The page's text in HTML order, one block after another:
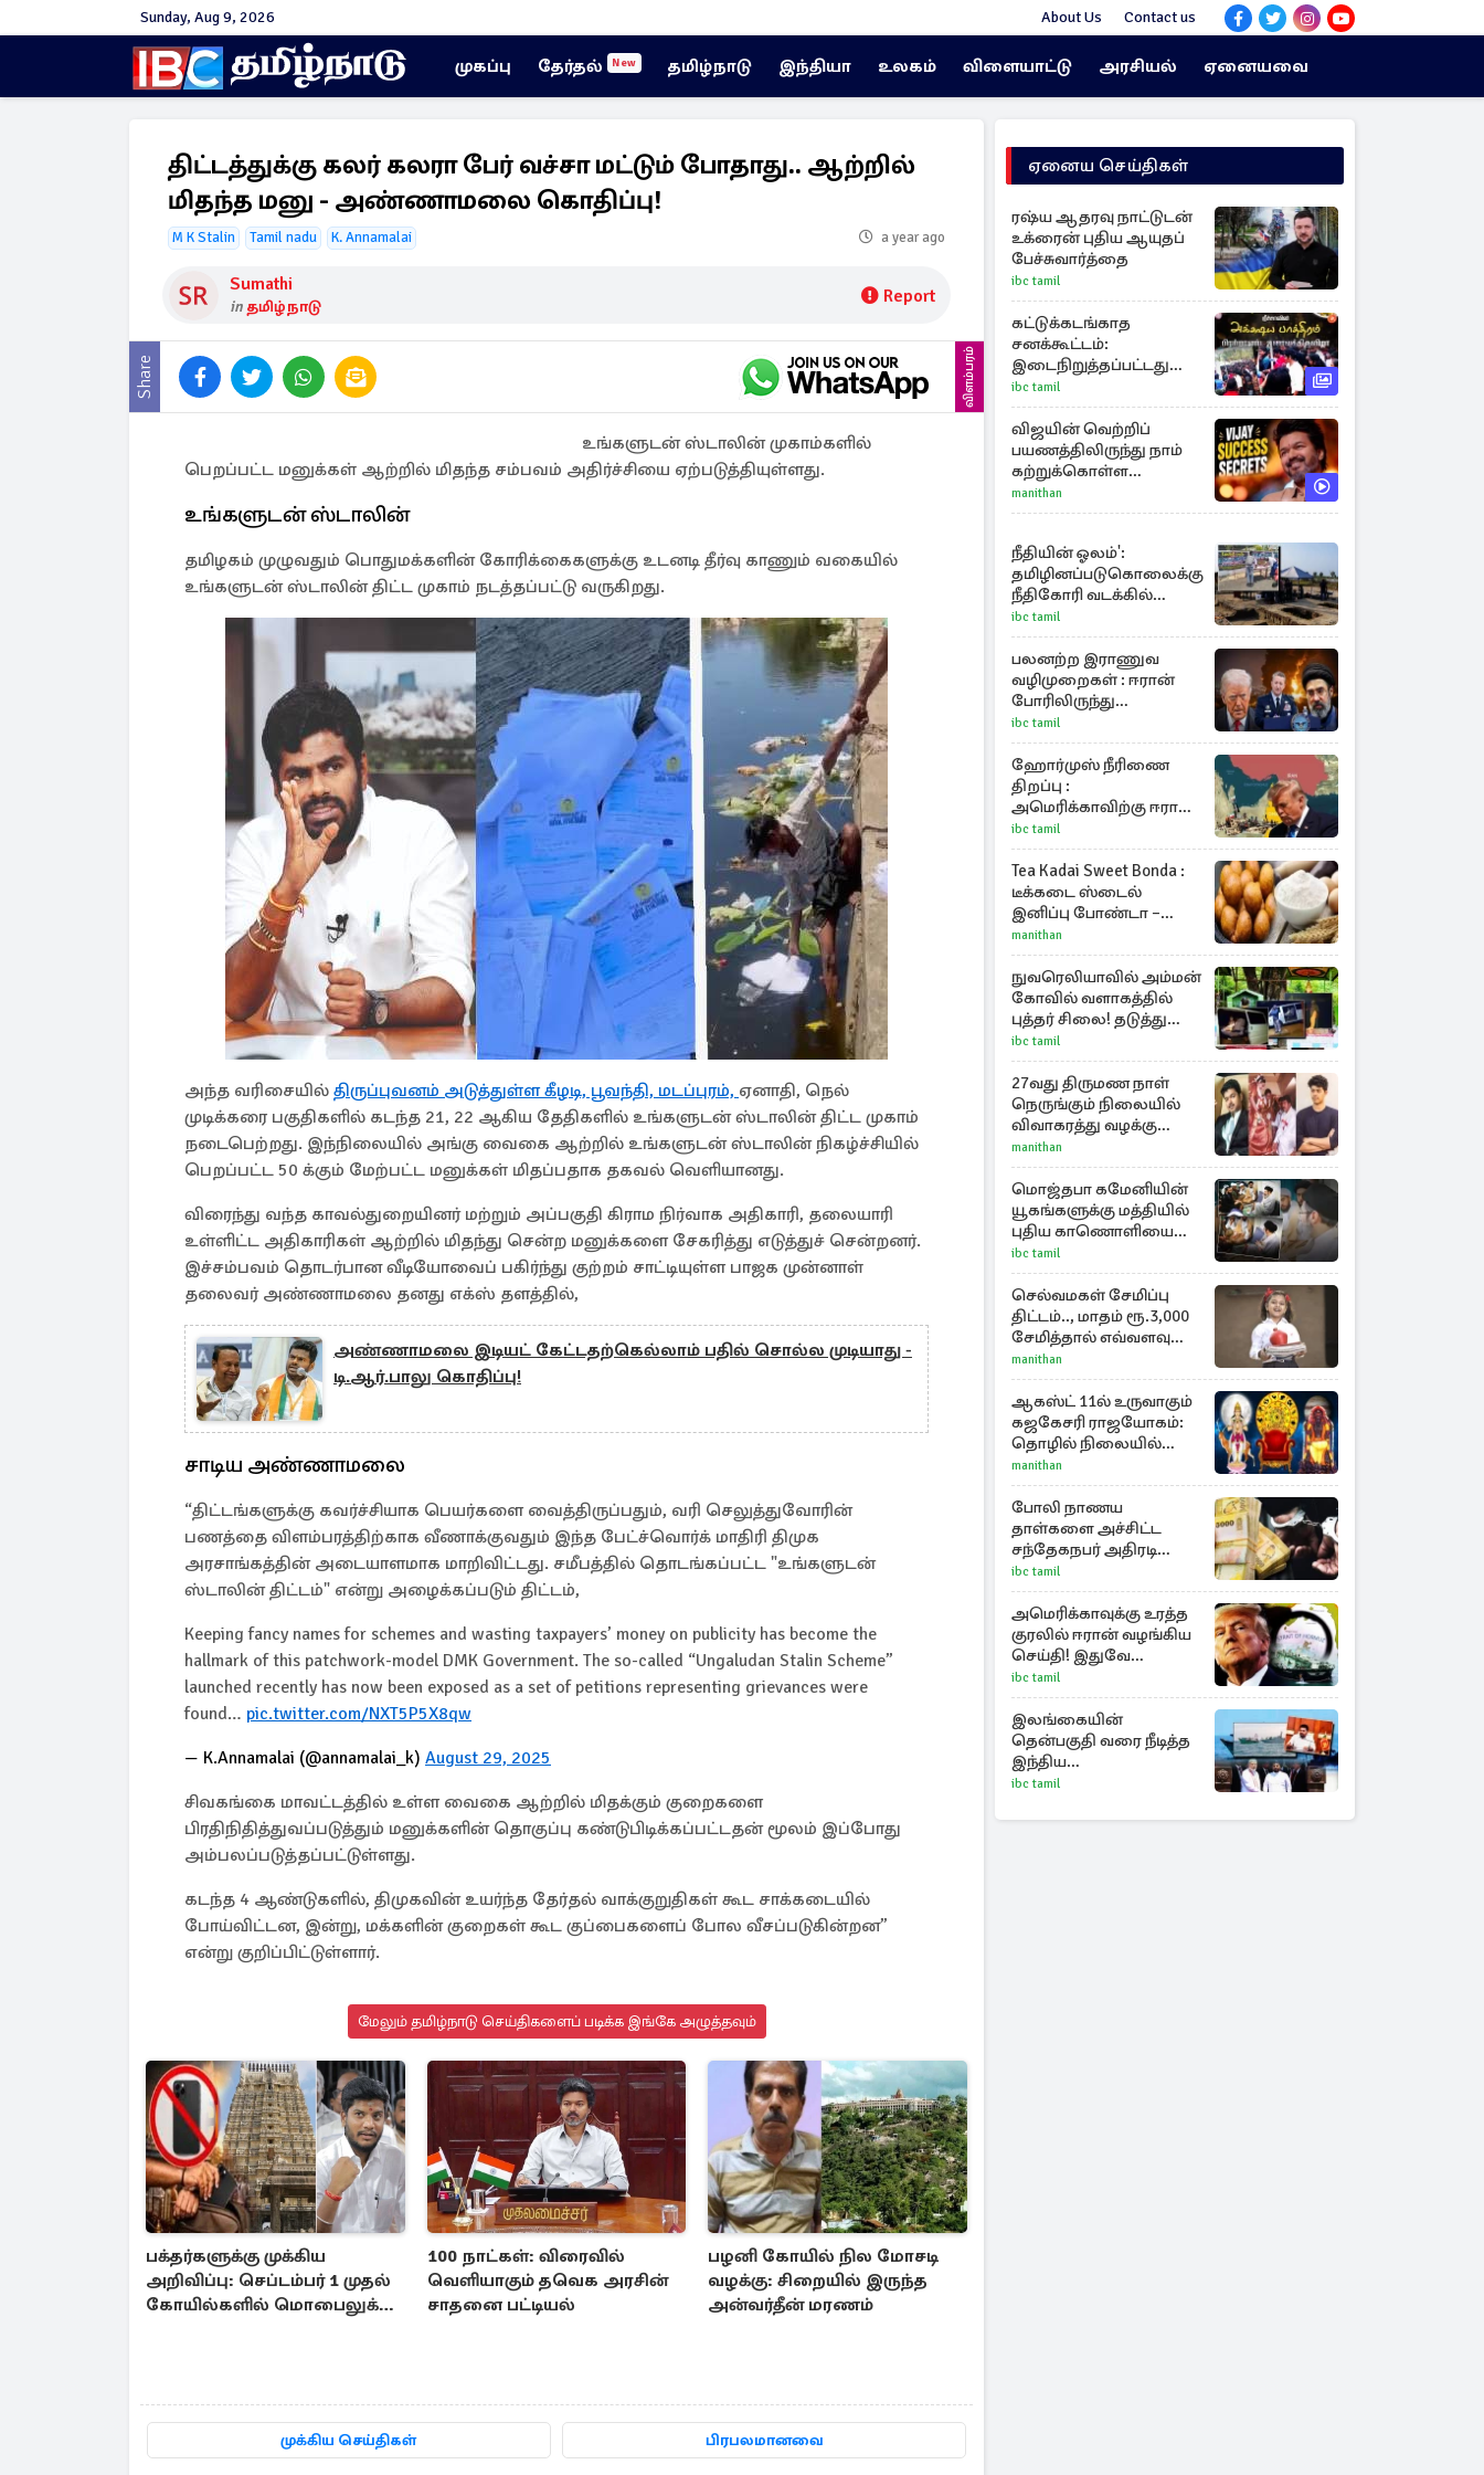
Sunday, Aug 9, 2026 About Us Contact us
முகப்பு தேர்தல் New தமிழ்நாடு இந்தியா உலகம் விளையாட்டு அரசியல் ஏனையவை
திட்டத்துக்கு கலர் கலரா பேர் வச்சா மட்டும் போதாது.. ஆற்றில்
மிதந்த மனு - அண்ணாமலை கொதிப்பு!
M K Stalin Tamil nadu K. Annamalai a year ago
Sumathi
in தமிழ்நாடு Report
Share விளம்பரம்
உங்களுடன் ஸ்டாலின் முகாம்களில்
பெறப்பட்ட மனுக்கள் ஆற்றில் மிதந்த சம்பவம் அதிர்ச்சியை ஏற்படுத்தியுள்ளது.
உங்களுடன் ஸ்டாலின்
தமிழகம் முழுவதும் பொதுமக்களின் கோரிக்கைகளுக்கு உடனடி தீர்வு காணும் வகையில்
உங்களுடன் ஸ்டாலின் திட்ட முகாம் நடத்தப்பட்டு வருகிறது.
அந்த வரிசையில் திருப்புவனம் அடுத்துள்ள கீழடி, பூவந்தி, மடப்புரம், ஏனாதி, நெல்
முடிக்கரை பகுதிகளில் கடந்த 21, 22 ஆகிய தேதிகளில் உங்களுடன் ஸ்டாலின் திட்ட முகாம்
நடைபெற்றது. இந்நிலையில் அங்கு வைகை ஆற்றில் உங்களுடன் ஸ்டாலின் நிகழ்ச்சியில்
பெறப்பட்ட 50 க்கும் மேற்பட்ட மனுக்கள் மிதப்பதாக தகவல் வெளியானது.
விரைந்து வந்த காவல்துறையினர் மற்றும் அப்பகுதி கிராம நிர்வாக அதிகாரி, தலையாரி
உள்ளிட்ட அதிகாரிகள் ஆற்றில் மிதந்து சென்ற மனுக்களை சேகரித்து எடுத்துச் சென்றனர்.
இச்சம்பவம் தொடர்பான வீடியோவைப் பகிர்ந்து குற்றம் சாட்டியுள்ள பாஜக முன்னாள்
தலைவர் அண்ணாமலை தனது எக்ஸ் தளத்தில்,
அண்ணாமலை இடியட் கேட்டதற்கெல்லாம் பதில் சொல்ல முடியாது -
டி.ஆர்.பாலு கொதிப்பு!
சாடிய அண்ணாமலை
“திட்டங்களுக்கு கவர்ச்சியாக பெயர்களை வைத்திருப்பதும், வரி செலுத்துவோரின்
பணத்தை விளம்பரத்திற்காக வீணாக்குவதும் இந்த பேட்ச்வொர்க் மாதிரி திமுக
அரசாங்கத்தின் அடையாளமாக மாறிவிட்டது. சமீபத்தில் தொடங்கப்பட்ட "உங்களுடன்
ஸ்டாலின் திட்டம்" என்று அழைக்கப்படும் திட்டம்,
Keeping fancy names for schemes and wasting taxpayers’ money on publicity has become the
hallmark of this patchwork-model DMK Government. The so-called “Ungaludan Stalin Scheme”
launched recently has now been exposed as a set of petitions representing grievances were
found… pic.twitter.com/NXT5P5X8qw
— K.Annamalai (@annamalai_k) August 29, 2025
சிவகங்கை மாவட்டத்தில் உள்ள வைகை ஆற்றில் மிதக்கும் குறைகளை
பிரதிநிதித்துவப்படுத்தும் மனுக்களின் தொகுப்பு கண்டுபிடிக்கப்பட்டதன் மூலம் இப்போது
அம்பலப்படுத்தப்பட்டுள்ளது.
கடந்த 4 ஆண்டுகளில், திமுகவின் உயர்ந்த தேர்தல் வாக்குறுதிகள் கூட சாக்கடையில்
போய்விட்டன, இன்று, மக்களின் குறைகள் கூட குப்பைகளைப் போல வீசப்படுகின்றன”
என்று குறிப்பிட்டுள்ளார்.
மேலும் தமிழ்நாடு செய்திகளைப் படிக்க இங்கே அழுத்தவும்
பக்தர்களுக்கு முக்கிய
அறிவிப்பு: செப்டம்பர் 1 முதல்
கோயில்களில் மொபைலுக்கு
100 நாட்கள்: விரைவில்
வெளியாகும் தவெக அரசின்
சாதனை பட்டியல்
பழனி கோயில் நில மோசடி
வழக்கு: சிறையில் இருந்த
அன்வர்தீன் மரணம்
முக்கிய செய்திகள் பிரபலமானவை
ஏனைய செய்திகள்
ரஷ்ய ஆதரவு நாட்டுடன்
உக்ரைன் புதிய ஆயுதப்
பேச்சுவார்த்தை
ibc tamil
கட்டுக்கடங்காத
சனக்கூட்டம்:
இடைநிறுத்தப்பட்டது
றீச்ஷாவின்
உணவுத்திருவிழா!
ibc tamil
விஜயின் வெற்றிப்
பயணத்திலிருந்து நாம்
கற்றுக்கொள்ள
வேண்டிய முக்கிய 3
விடயங்கள்!
manithan
நீதியின் ஓலம்':
தமிழினப்படுகொலைக்கு
நீதிகோரி வடக்கில்
மாபெரும்
கவனயீர்ப்புப்போராட்டம்
ibc tamil
பலனற்ற இராணுவ
வழிமுறைகள் : ஈரான்
போரிலிருந்து
வெளியேறும்
வழியைத்தேடும்
அமெரிக்க தளபதி
ibc tamil
ஹோர்முஸ் நீரிணை
திறப்பு :
அமெரிக்காவிற்கு ஈரான்
விதிக்கும் நிபந்தனை
ibc tamil
Tea Kadai Sweet Bonda :
டீக்கடை ஸ்டைல்
இனிப்பு போண்டா –
வீட்டிலேயே செய்வது
எப்படி?
manithan
நுவரெலியாவில் அம்மன்
கோவில் வளாகத்தில்
புத்தர் சிலை! தடுத்து
நிறுத்திய கிராம மக்கள்
ibc tamil
27வது திருமண நாள்
நெருங்கும் நிலையில்
விவாகரத்து வழக்கு
வாபஸ்! விஜய்யுடன்
மீண்டும் இணைவாரா?
manithan
மொஜ்தபா கமேனியின்
யூகங்களுக்கு மத்தியில்
புதிய காணொளியை
பகிர்ந்தது ஈரான்
ibc tamil
செல்வமகள் சேமிப்பு
திட்டம்.., மாதம் ரூ.3,000
சேமித்தால் எவ்வளவு
கிடைக்கும்?
manithan
ஆகஸ்ட் 11ல் உருவாகும்
கஜகேசரி ராஜயோகம்:
தொழில் நிலையில்
அதிர்ஷ்டம் பெறும் 3
ராசிகள்!
manithan
போலி நாணய
தாள்களை அச்சிட்ட
சந்தேகநபர் அதிரடி
கைது!
ibc tamil
அமெரிக்காவுக்கு உரத்த
குரலில் ஈரான் வழங்கிய
செய்தி! இதுவே
ஹோர்முஸ்
திறப்புக்கான நிபந்தனை
ibc tamil
இலங்கையின்
தென்பகுதி வரை நீடித்த
இந்திய
கடற்றொழிலாளர்களின்
ibc tamil